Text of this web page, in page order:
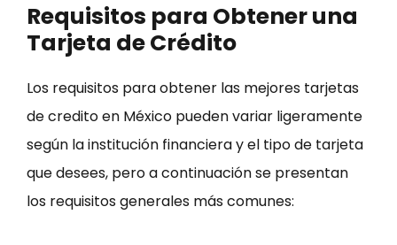
Requisitos para Obtener una
Tarjeta de Crédito
Los requisitos para obtener las mejores tarjetas
de credito en México pueden variar ligeramente
según la institución financiera y el tipo de tarjeta
que desees, pero a continuación se presentan
los requisitos generales más comunes: